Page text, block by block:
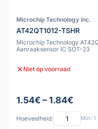
Microchip Technology Inc.
AT42QT1012-TSHR
Microchip Technology
Aanraaksensor IC SOT-23
Niet op voorraad
1.54€ – 1.84€
Hoeveelheid: Min: 1